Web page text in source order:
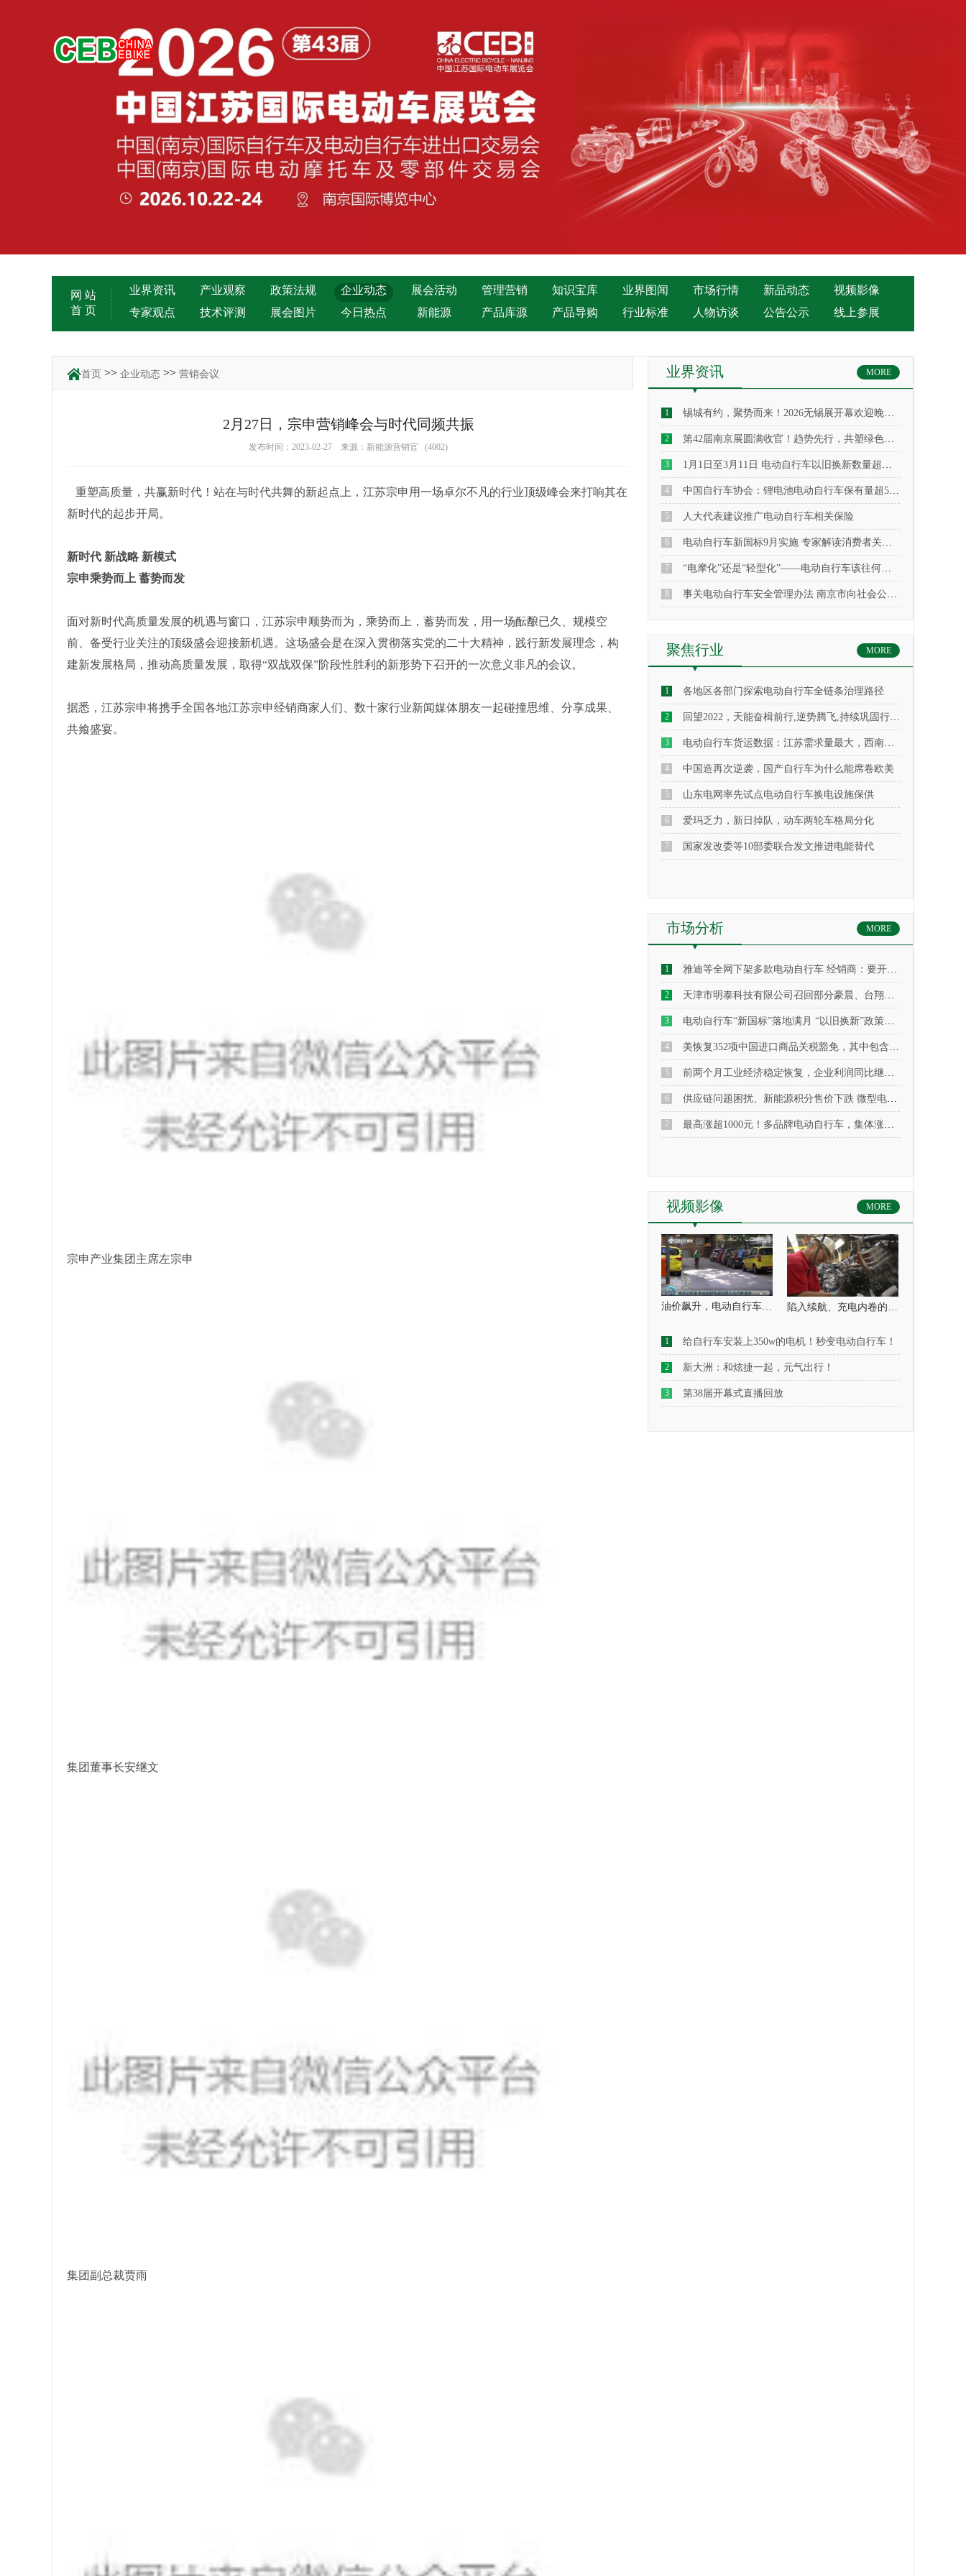
网 站
首 页
业界资讯 产业观察 政策法规 企业动态 展会活动 管理营销 知识宝库 业界图闻 市场行情 新品动态
视频影像
专家观点
技术评测 展会图片 今日热点 新能源 产品库源 产品导购 行业标准 人物访谈 公告公示 线上参展
首页 >> 企业动态 >> 营销会议
2月27日，宗申营销峰会与时代同频共振
发布时间：2023-02-27 来源：新能源营销官 (4002)
重塑高质量，共赢新时代！站在与时代共舞的新起点上，江苏宗申用一场卓尔不凡的行业顶级峰会来打响其在
新时代的起步开局。
新时代 新战略 新模式
宗申乘势而上 蓄势而发
面对新时代高质量发展的机遇与窗口，江苏宗申顺势而为，乘势而上，蓄势而发，用一场酝酿已久、规模空
前、备受行业关注的顶级盛会迎接新机遇。这场盛会是在深入贯彻落实党的二十大精神，践行新发展理念，构
建新发展格局，推动高质量发展，取得“双战双保”阶段性胜利的新形势下召开的一次意义非凡的会议。
据悉，江苏宗申将携手全国各地江苏宗申经销商家人们、数十家行业新闻媒体朋友一起碰撞思维、分享成果、
共飨盛宴。
宗申产业集团主席左宗申
集团董事长安继文
集团副总裁贾雨
业界资讯 MORE
1 锡城有约，聚势而来！2026无锡展开幕欢迎晚宴隆重举行，
2 第42届南京展圆满收官！趋势先行，共塑绿色出行新纪元
3 1月1日至3月11日 电动自行车以旧换新数量超去年总和
4 中国自行车协会：锂电池电动自行车保有量超5000万辆
5 人大代表建议推广电动自行车相关保险
6 电动自行车新国标9月实施 专家解读消费者关切问题
7 “电摩化”还是“轻型化”——电动自行车该往何处行
8 事关电动自行车安全管理办法 南京市向社会公开征求意见
聚焦行业 MORE
1 各地区各部门探索电动自行车全链条治理路径
2 回望2022，天能奋楫前行,逆势腾飞,持续巩固行业领军者地位
3 ​电动自行车货运数据：江苏需求量最大，西南地区保有量提升
4 中国造再次逆袭，国产自行车为什么能席卷欧美
5 山东电网率先试点电动自行车换电设施保供
6 爱玛乏力，新日掉队，动车两轮车格局分化
7 国家发改委等10部委联合发文推进电能替代
市场分析 MORE
1 雅迪等全网下架多款电动自行车 经销商：要开始生产新国标款式了
2 天津市明泰科技有限公司召回部分豪晨、台翔、威尔斯牌电动自行车
3 电动自行车“新国标”落地满月 “以旧换新”政策效应逐步释放
4 美恢复352项中国进口商品关税豁免，其中包含部分自行车及零部件产品，附清单全文
5 前两个月工业经济稳定恢复，企业利润同比继续保持增长
6 供应链问题困扰、新能源积分售价下跌 微型电动车出路在哪
7 最高涨超1000元！多品牌电动自行车，集体涨价！怎么回事？
视频影像 MORE
1 给自行车安装上350w的电机！秒变电动自行车！
2 新大洲：和炫捷一起，元气出行！
3 第38届开幕式直播回放